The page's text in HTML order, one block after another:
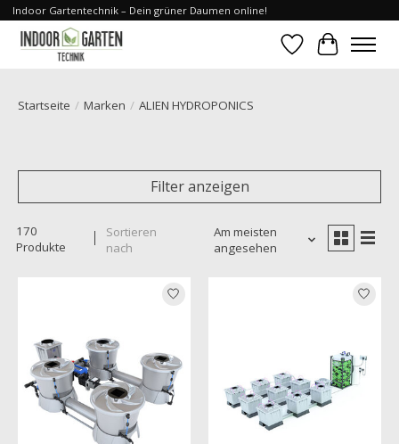
Indoor Gartentechnik – Dein grüner Daumen online!
Wunschzettel
Ihr
Startseite / Marken / ALIEN HYDROPONICS
Filter anzeigen
170
Produkte
Sortieren
nach
Am meisten
angesehen